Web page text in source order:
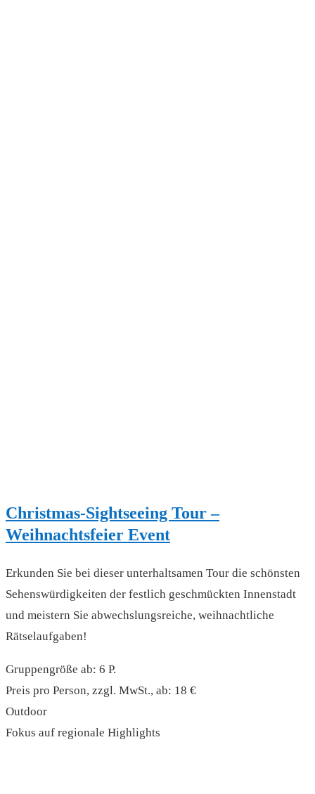
Christmas-Sightseeing Tour –
Weihnachtsfeier Event
Erkunden Sie bei dieser unterhaltsamen Tour die schönsten
Sehenswürdigkeiten der festlich geschmückten Innenstadt
und meistern Sie abwechslungsreiche, weihnachtliche
Rätselaufgaben!
Gruppengröße ab: 6 P.
Preis pro Person, zzgl. MwSt., ab: 18 €
Outdoor
Fokus auf regionale Highlights